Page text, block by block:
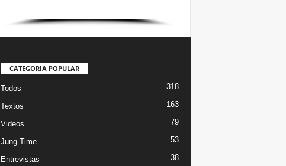
CATEGORIA POPULAR
Todos 318
Textos 163
Videos 79
Jung Time 53
Entrevistas 38